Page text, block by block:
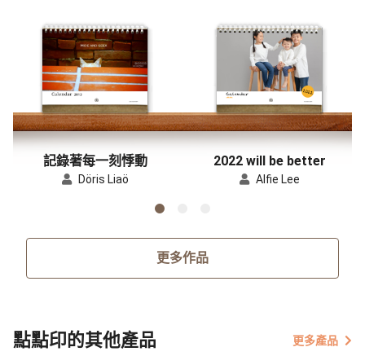
記錄著每一刻悸動
Döris Liaö
2022 will be better
Alfie Lee
更多作品
點點印的其他產品 更多產品